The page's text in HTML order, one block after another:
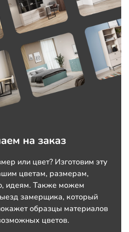
на заказ
или цвет? Изготовим эту
цветам, размерам,
идеям. Также можем
замерщика, который
образцы материалов
цветов.